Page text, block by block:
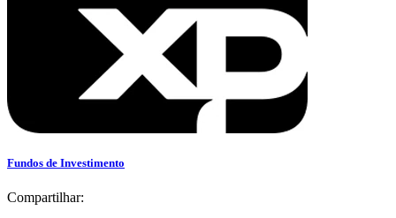
Fundos de Investimento
Compartilhar: